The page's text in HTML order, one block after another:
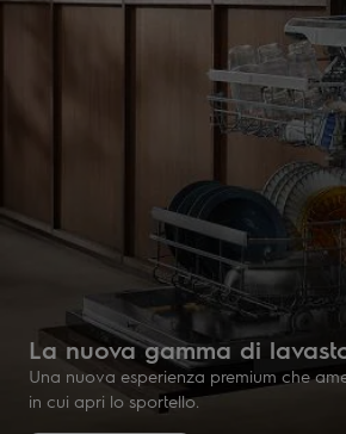
La nuova gamma di
Una nuova esperienza premium che
in cui apri lo sportello.